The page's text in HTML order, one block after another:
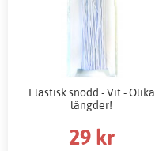
Elastisk snodd - Vit - Olika
längder!
29 kr